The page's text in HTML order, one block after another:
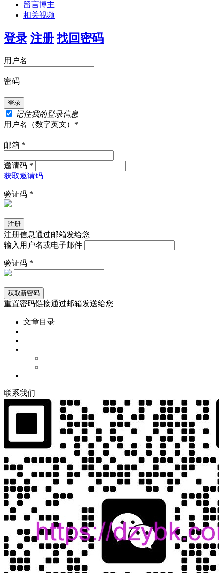
留言博主
相关视频
登录 注册 找回密码
用户名
密码
记住我的登录信息
用户名（数字英文）*
邮箱 *
邀请码 *
获取邀请码
验证码 *
注册信息通过邮箱发给您
输入用户名或电子邮件
验证码 *
重置密码链接通过邮箱发送给您
文章目录
联系我们